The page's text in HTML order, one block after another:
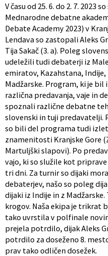
V času od 25. 6. do 2. 7. 2023
Mednarodne debatne
Debate Academy 2023) v
Lendava so zastopali Aleks
Tija Sakač (3. a). Poleg
udeležili tudi debaterji iz
emiratov, Kazahstana,
Madžarske. Program, ki je
različna predavanja, vaje in
spoznali različne debatne
slovenski in tuji predavatelji.
so bili del programa tudi
znamenitosti Kranjske Gore
Martuljški slapovi). Po
vajo, ki so služile kot
tri dni. Za turnir so dijaki
debaterjev, našo so poleg
dijaki iz Indije in z
krogov. Naša ekipa je trikrat
tako uvrstila v polfinale
prejela potrdilo, dijak Aleks
potrdilo za doseženo 8.
prav tako odličen dosežek.